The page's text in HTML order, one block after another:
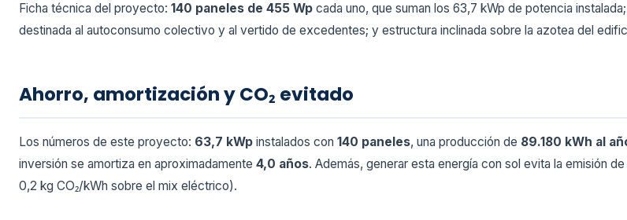
Ficha técnica del proyecto: 140 paneles de 455 Wp cada uno, que suman los 63,7 kWp de potencia instalada;
destinada al autoconsumo colectivo y al vertido de excedentes; y estructura inclinada sobre la azotea del
Ahorro, amortización y CO₂ evitado
Los números de este proyecto: 63,7 kWp instalados con 140 paneles, una producción de 89.180 kWh al
inversión se amortiza en aproximadamente 4,0 años. Además, generar esta energía con sol evita la emisión
0,2 kg CO₂/kWh sobre el mix eléctrico).